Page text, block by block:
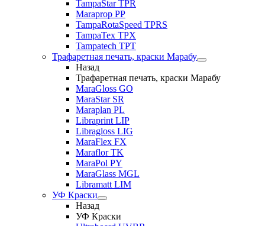
TampaStar TPR
Maraprop PP
TampaRotaSpeed TPRS
TampaTex TPX
Tampatech TPT
Трафаретная печать, краски Марабу
Назад
Трафаретная печать, краски Марабу
MaraGloss GO
MaraStar SR
Maraplan PL
Libraprint LIP
Libragloss LIG
MaraFlex FX
Maraflor TK
MaraPol PY
MaraGlass MGL
Libramatt LIM
УФ Краски
Назад
УФ Краски